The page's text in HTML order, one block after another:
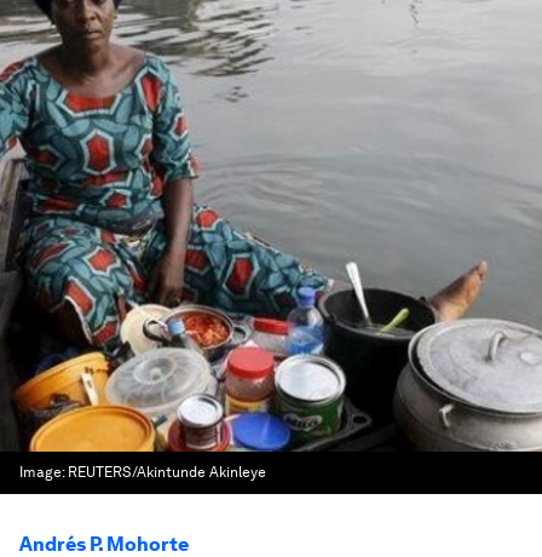
Image: REUTERS/Akintunde Akinleye
Andrés P. Mohorte